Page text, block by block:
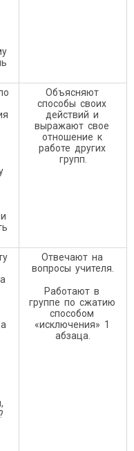
Объясняют
способы своих
действий и
выражают свое
отношение к
работе других
групп.
Отвечают на
вопросы учителя.
Работают в
группе по сжатию
способом
«исключения» 1
абзаца.